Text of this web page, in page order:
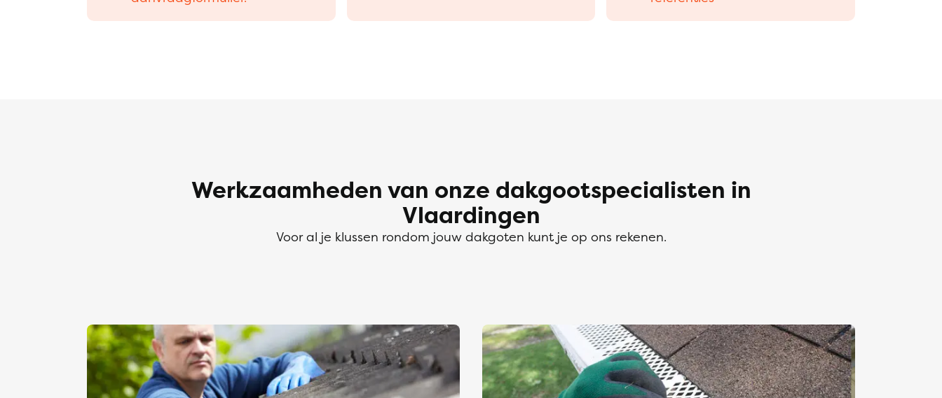
Werkzaamheden van onze dakgootspecialisten in
Vlaardingen
Voor al je klussen rondom jouw dakgoten kunt je op ons rekenen.